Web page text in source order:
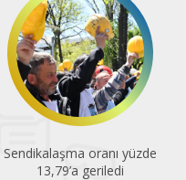
Sendikalaşma oranı yüzde
13,79’a geriledi